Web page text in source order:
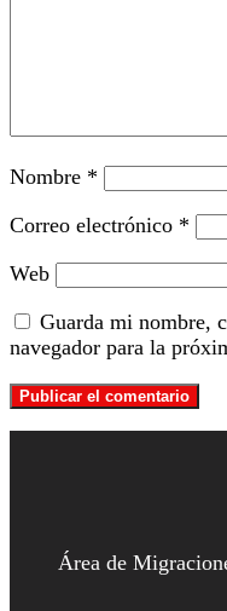
Nombre *
Correo electrónico *
Web
Guarda mi nombre,
navegador para la
Área de